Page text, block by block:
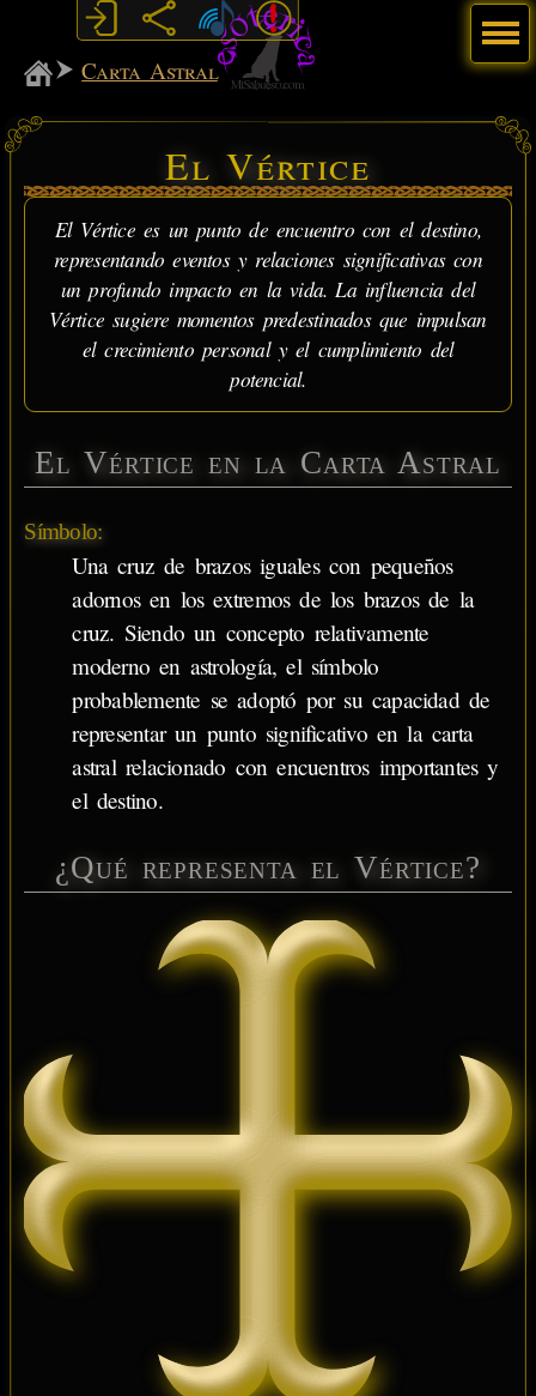
MiSabueso
Carta Astral
El Vértice
El Vértice es un punto de encuentro con el destino,
representando eventos y relaciones significativas con
un profundo impacto en la vida. La influencia del
Vértice sugiere momentos predestinados que impulsan
el crecimiento personal y el cumplimiento del
potencial.
El Vértice en la Carta Astral
Símbolo:
Una cruz de brazos iguales con pequeños
adornos en los extremos de los brazos de la
cruz. Siendo un concepto relativamente
moderno en astrología, el símbolo
probablemente se adoptó por su capacidad de
representar un punto significativo en la carta
astral relacionado con encuentros importantes y
el destino.
¿Qué representa el Vértice?
Menú